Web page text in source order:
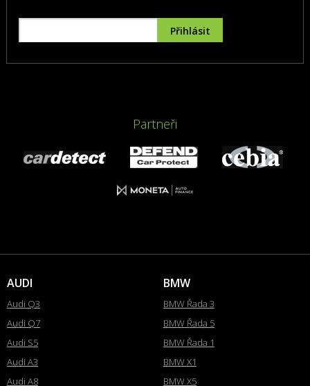
Partneři
AUDI
Audi Q3
Audi Q7
Audi S5
Audi A3
Audi A8
BMW
BMW Řada 3
BMW Řada 5
BMW Řada 1
BMW X1
BMW X5